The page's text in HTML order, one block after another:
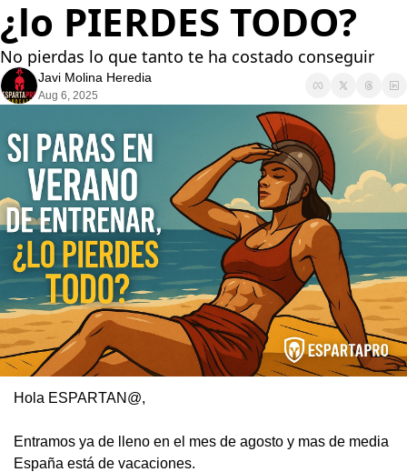
¿lo PIERDES TODO?
No pierdas lo que tanto te ha costado conseguir
Javi Molina Heredia
Aug 6, 2025
Hola ESPARTAN@,
Entramos ya de lleno en el mes de agosto y mas de media
España está de vacaciones.